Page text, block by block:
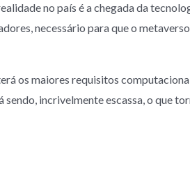
no país é a chegada da
necessário para que o
os maiores requisitos
incrivelmente escassa, o que